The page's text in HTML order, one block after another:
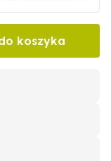
koszyka